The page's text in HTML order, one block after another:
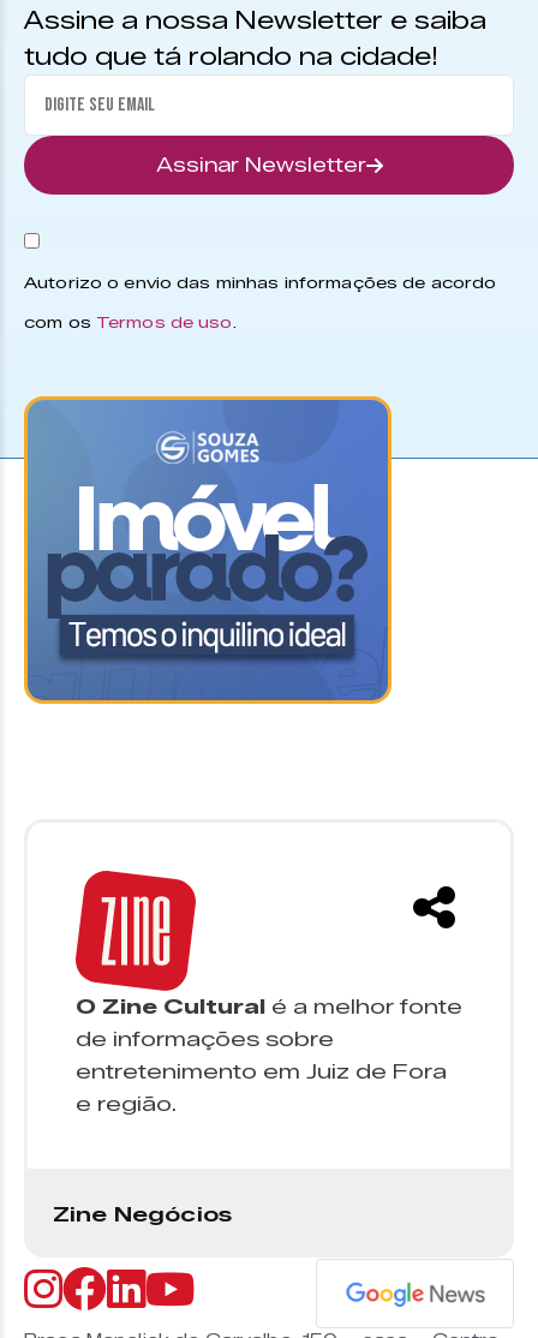
Assine a nossa Newsletter e saiba
tudo que tá rolando na cidade!
Assinar Newsletter
Autorizo o envio das minhas informações de acordo
com os Termos de uso.
O Zine Cultural é a melhor fonte
de informações sobre
entretenimento em Juiz de Fora
e região.
Zine Negócios